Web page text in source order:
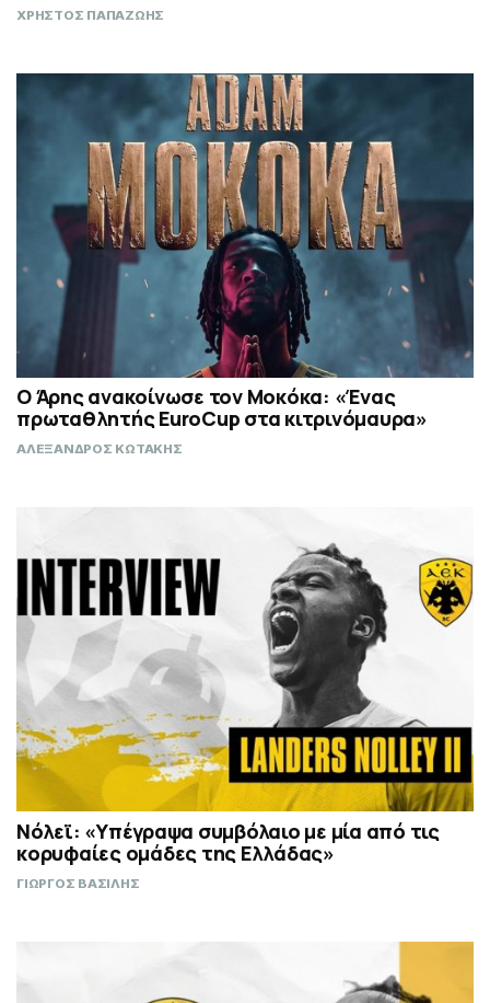
ΧΡΗΣΤΟΣ ΠΑΠΑΖΩΗΣ
Ο Άρης ανακοίνωσε τον Μοκόκα: «Ένας
πρωταθλητής EuroCup στα κιτρινόμαυρα»
ΑΛΕΞΑΝΔΡΟΣ ΚΩΤΑΚΗΣ
Νόλεϊ: «Υπέγραψα συμβόλαιο με μία από τις
κορυφαίες ομάδες της Ελλάδας»
ΓΙΩΡΓΟΣ ΒΑΣΙΛΗΣ